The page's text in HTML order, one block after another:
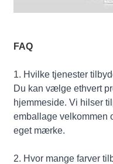
FAQ
1. Hvilke tjenester
Du kan vælge ethvert
hjemmeside. Vi hilser
emballage velkommen
eget mærke.
2. Hvor mange farver